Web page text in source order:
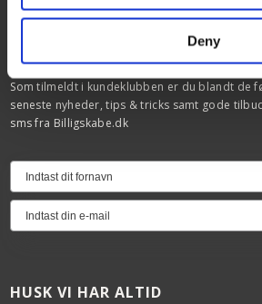
Deny
Siemens StudioLine
TILMELD DIG VORES
Som tilmeldt i kundeklubben er du blandt de
seneste nyheder, tips & tricks samt gode
sms fra Billigskabe.dk
HUSK VI HAR ALTID